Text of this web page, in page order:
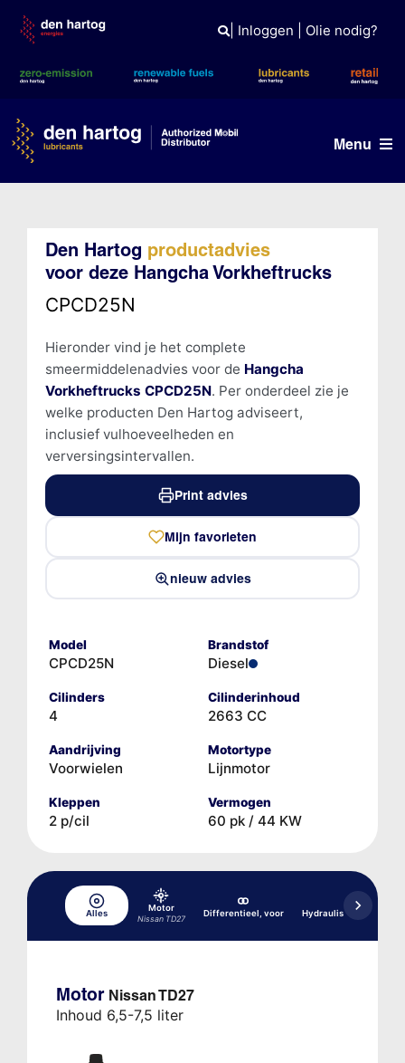
content
| Inloggen Olie nodig?
Menu
Producten
Referenties
Kennisbank
Den Hartog productadvies
voor deze Hangcha Vorkheftrucks
CPCD25N
Hieronder vind je het complete
smeermiddelenadvies voor de Hangcha
Vorkheftrucks CPCD25N. Per onderdeel zie je
welke producten Den Hartog adviseert,
inclusief vulhoeveelheden en
verversingsintervallen.
Print advies
Mijn favorieten
nieuw advies
Model
CPCD25N
Brandstof
Diesel
Cilinders
4
Cilinderinhoud
2663 CC
Aandrijving
Voorwielen
Motortype
Lijnmotor
Kleppen
2 p/cil
Vermogen
60 pk / 44 KW
Alles
Motor
Nissan TD27
Differentieel, voor Hydraulisch
Motor Nissan TD27
Inhoud 6,5-7,5 liter